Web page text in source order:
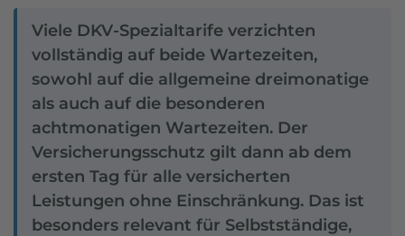
Viele DKV-Spezialtarife verzichten
vollständig auf beide Wartezeiten,
sowohl auf die allgemeine dreimonatige
als auch auf die besonderen
achtmonatigen Wartezeiten. Der
Versicherungsschutz gilt dann ab dem
ersten Tag für alle versicherten
Leistungen ohne Einschränkung. Das ist
besonders relevant für Selbstständige,